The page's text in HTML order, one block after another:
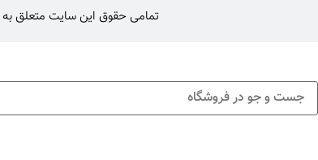
تمامی حقوق این سایت متعلق به